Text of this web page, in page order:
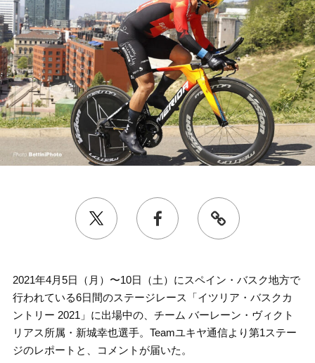
2021年4月5日（月）〜10日（土）にスペイン・バスク地方で
行われている6日間のステージレース「イツリア・バスクカ
ントリー 2021」に出場中の、チーム バーレーン・ヴィクト
リアス所属・新城幸也選手。Teamユキヤ通信より第1ステー
ジのレポートと、コメントが届いた。